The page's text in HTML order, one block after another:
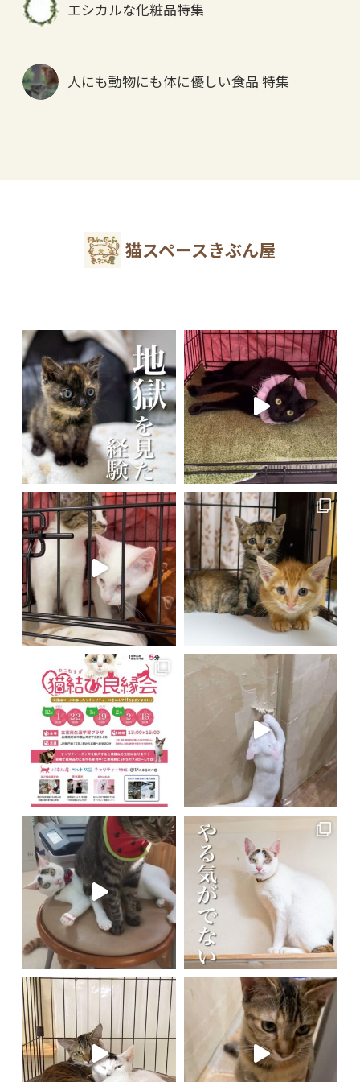
エシカルな化粧品特集
人にも動物にも体に優しい食品 特集
猫スペースきぶん屋